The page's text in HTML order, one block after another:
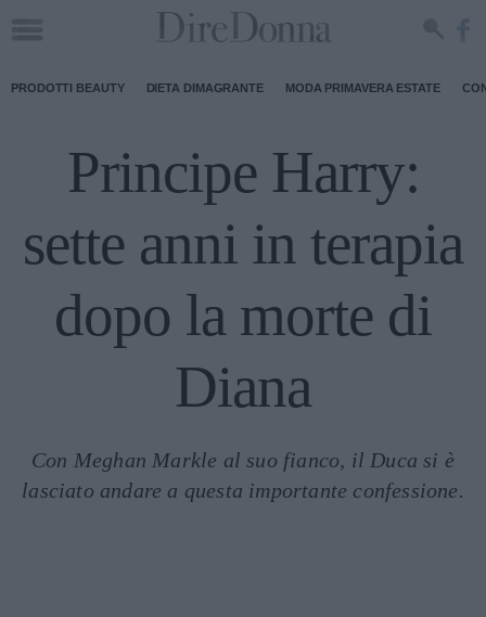
PRODOTTI BEAUTY DIETA DIMAGRANTE MODA PRIMAVERA ESTATE
Principe Harry:
sette anni in terapia
dopo la morte di
Diana
Con Meghan Markle al suo fianco, il Duca si è
lasciato andare a questa importante confessione.